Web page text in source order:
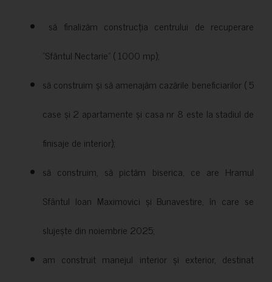
să finalizăm construcția centrului de recuperare
”Sfântul Nectarie” ( 1000 mp);
să construim și să amenajăm cazările beneficiarilor ( 5
case și 2 apartamente și casa nr 8 este la stadiul de
finisaje de interior);
să construim, să pictăm biserica, ce are Hramul
Sfântul Ioan Maximovici și Bunavestire, în care se
slujește din noiembrie 2025;
am construit manejul interior și exterior, destinat